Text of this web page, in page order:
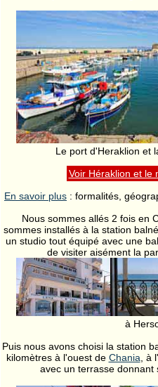
Le port d'Heraklion et
Voir Héraklion et le
En savoir plus : formalités,
Nous sommes allés 2 fois en
sommes installés à la station
un studio tout équipé avec une
de visiter aisément la
à
Puis nous avons choisi la station
kilomètres à l'ouest de Chania ,
avec un terrasse donnant